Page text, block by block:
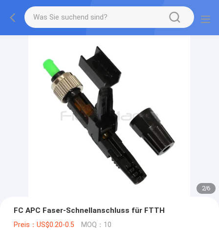
2/6
FC APC Faser-Schnellanschluss für FTTH
Preis：US$0.20-0.5 MOQ：10